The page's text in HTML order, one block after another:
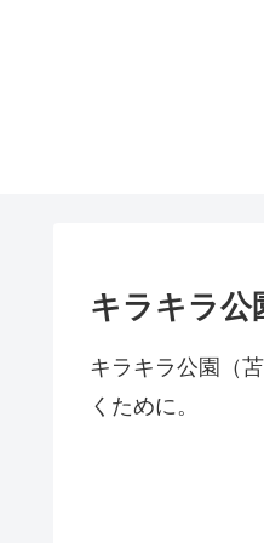
キラキラ公
キラキラ公園（
くために。